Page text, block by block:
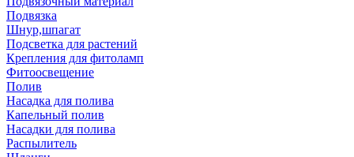
Подвязка
Шнур,шпагат
Подсветка для растений
Крепления для фитоламп
Фитоосвещение
Полив
Насадка для полива
Капельный полив
Насадки для полива
Распылитель